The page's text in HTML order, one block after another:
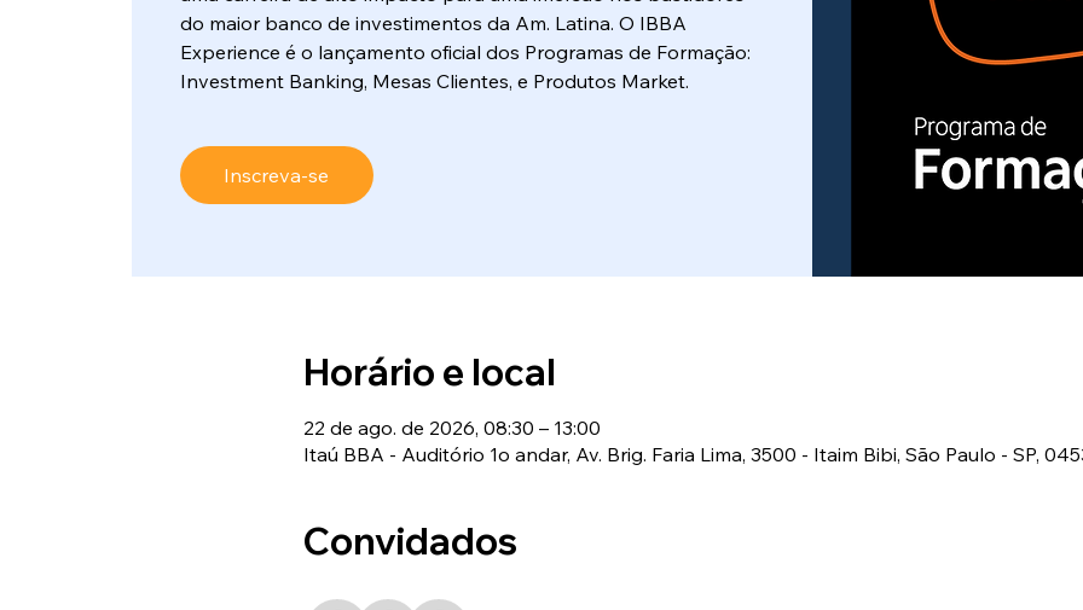
do maior banco de investimentos da Am. Latina. O IBBA
Experience é o lançamento oficial dos Programas de Formação:
Investment Banking, Mesas Clientes, e Produtos Market.
Inscreva-se
Horário e local
22 de ago. de 2026, 08:30 – 13:00
Itaú BBA - Auditório 1o andar, Av. Brig. Faria Lima, 3500 - Itaim Bibi, São Paulo - SP,
Convidados